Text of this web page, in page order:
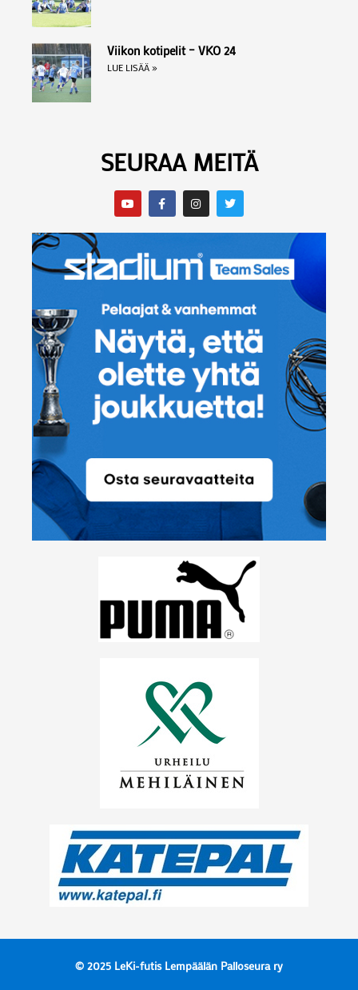
Viikon kotipelit – VKO 24
LUE LISÄÄ »
SEURAA MEITÄ
© 2025 LeKi-futis Lempäälän Palloseura ry